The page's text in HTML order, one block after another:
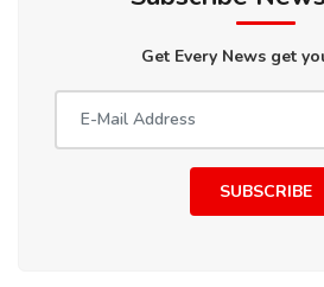
Get Every News get
SUBSCRIBE